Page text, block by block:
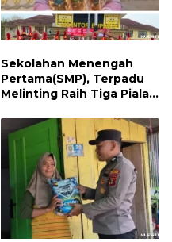
Sekolahan Menengah
Pertama(SMP), Terpadu
Melinting Raih Tiga Piala
Championship, Lampung
Timur